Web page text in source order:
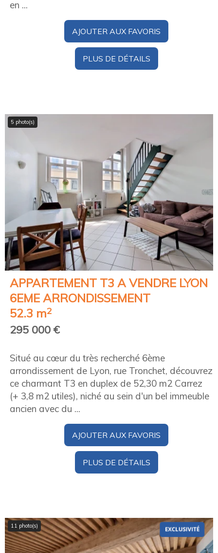
en ...
AJOUTER AUX FAVORIS
PLUS DE DÉTAILS
5 photo(s)
APPARTEMENT T3 A VENDRE LYON
6EME ARRONDISSEMENT
52.3 m2
295 000 €
Situé au cœur du très recherché 6ème
arrondissement de Lyon, rue Tronchet, découvrez
ce charmant T3 en duplex de 52,30 m2 Carrez
(+ 3,8 m2 utiles), niché au sein d'un bel immeuble
ancien avec du ...
AJOUTER AUX FAVORIS
PLUS DE DÉTAILS
11 photo(s)